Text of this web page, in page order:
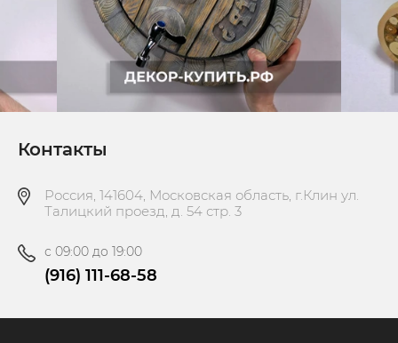
Контакты
Россия, 141604, Московская область, г.Клин ул.
Талицкий проезд, д. 54 стр. 3
с 09:00 до 19:00
(916) 111-68-58